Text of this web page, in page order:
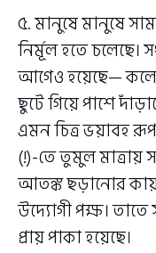
৫. মানুষে মানুষে
নির্মূল হতে চলেছে।
আগেও হয়েছে—
ছুটে গিয়ে পাশে
এমন চিত্র ভয়াবহ
(!)-তে তুমুল
আতঙ্ক ছড়ানোর
উদ্যোগী পক্ষ। তাতে
প্রায় পাকা হয়েছে।